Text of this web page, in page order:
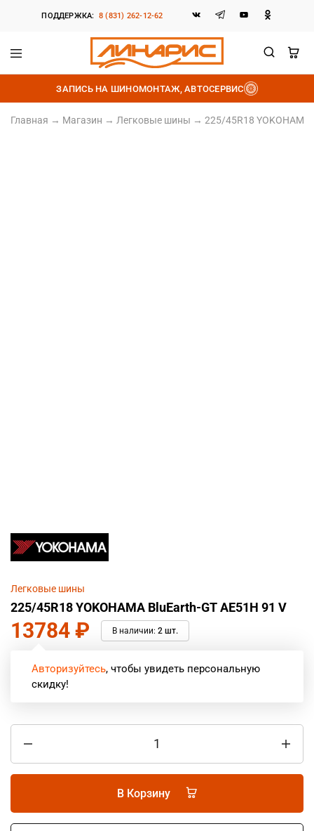
ПОДДЕРЖКА: 8 (831) 262-12-62
Линарис
Продажа
шин,
дисков
и
аккумуляторов
ЗАПИСЬ НА ШИНОМОНТАЖ, АВТОСЕРВИС
Главная → Магазин → Легковые шины → 225/45R18 YOKOHAMA
Легковые шины
225/45R18 YOKOHAMA BluEarth-GT AE51H 91 V
13784 ₽ В наличии: 2 шт.
Авторизуйтесь, чтобы увидеть персональную
скидку!
В Корзину